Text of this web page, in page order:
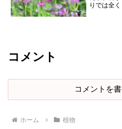
りでは全
コメント
コメントを
ホーム 植物